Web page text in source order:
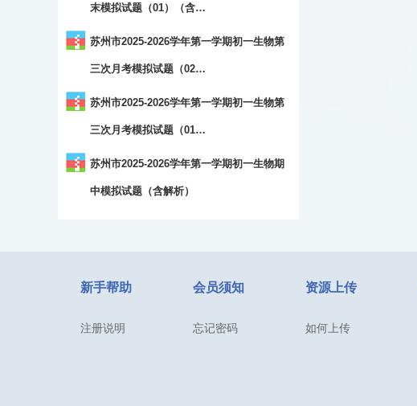
末模拟试题（01）（含…
苏州市2025-2026学年第一学期初一生物第
三次月考模拟试题（02…
苏州市2025-2026学年第一学期初一生物第
三次月考模拟试题（01…
苏州市2025-2026学年第一学期初一生物期
中模拟试题（含解析）
新手帮助
注册说明
会员须知
忘记密码
资源上传
如何上传